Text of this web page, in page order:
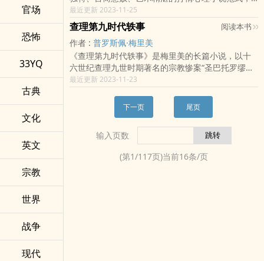
官场
恐怖
33YQ
古典
文化
英文
宗教
世界
战争
现代
同以往，以怪异的形态现身。每次遇见，都会有全
新的骇人样貌，尽管都已经这把年纪了，还是无法
习以为常。《信》：看到高悬中天的明月，不知为
何，我泪如泉涌。月亮始终存在，不分昼夜。你我
都抬头望着同样的月亮。《光之国度》：我们的脸
颊摩娑着青草，发丝随风飘扬，摘下水果享用，做
着星辰和黎明的美梦，一同在这世上生活。总有一
天，让我们一起手牵着手，回归那耀眼光辉的诞生
处吧。《历史的时间》：在这一瞬间，她猛然直觉
这是她一生中非常重要的一幕。即使年岁增长，长
大‎‎‌成‎­人​‌，应该还是会一再地想起这一幕吧。《除
草》：无论再坚固的东西，它一样能够破坏。不管
盖子有多重，它一样能够撬开。若是放任这些杂
草，它将不停地生长，覆盖整个城市，总有一天，
深度。
呢？一起走进《痛说从前》吧。
他截取片段平凡的日常生活，凭借精巧的艺术细节
对生活和人物作真实的描绘和刻画，从中展示出重
要的社会内容。这种小说具有浓郁的抒情气息，抒
发了他对丑恶现实的不满和对美好未来的向往，把
褒扬和贬抑、欢悦和痛苦都融化在作品的形象体系
之中。《变色龙·契诃夫中短篇小说精选》是由契诃
夫研究专家朱逸森教授最新选译的一部精选集，从
上不但选入早期的幽默短篇作品，更着重选译了契
诃夫中后期那些思想最为深刻、艺术最为精熟，篇
幅也相对较长的中篇小说名著，在有限的篇幅之内
尽可能全面地展现了这位最伟大的中短篇小说大师
不同创作时期的特色和一生创作的杰出成就。
最近更新 2023-11-25
查理第九时代轶事 阅读本书
作者 : 普罗斯佩·梅里美
《查理第九时代轶事》是梅里美的长篇小说，以十
六世纪查理九世时期著名的宗教惨案“圣巴托罗缪之
夜”为题材，表现了中世纪封建专制的黑暗与残暴。
主人公麦尔基是外省的胡格诺贵族青年，1570年宗
教和平后，他前往巴黎投奔新教首领海军上将柯里
尼。麦尔基来到巴黎后遇见了分别多年，在内战中
改变宗教信仰成为天主教徒的哥哥乔治。在国王的
直接指挥下，对新教徒开始了屠杀。乔治拒绝执行
血腥的命令，被投入监狱。麦尔基逃出巴黎，参加
了胡格诺市罗舍尔城对国王的反抗。被释放出狱的
最近更新 2023-11-23
下一页 尾页
输入页数
(第1/117页)当前16条/页